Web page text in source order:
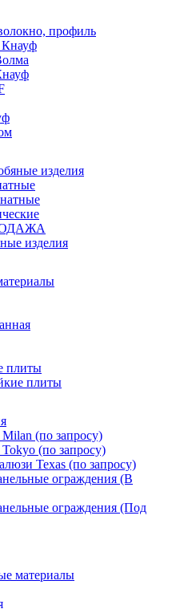
профиль
Кнауф
изделия
изделия
плиты
плиты
(по запросу)
(по запросу)
Texas (по запросу)
ограждения (В
ограждения (Под
материалы